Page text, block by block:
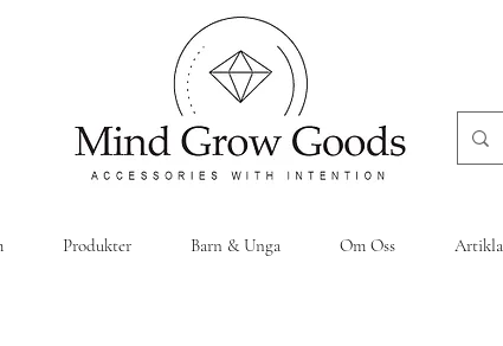
Produkter Barn & Unga Om Oss